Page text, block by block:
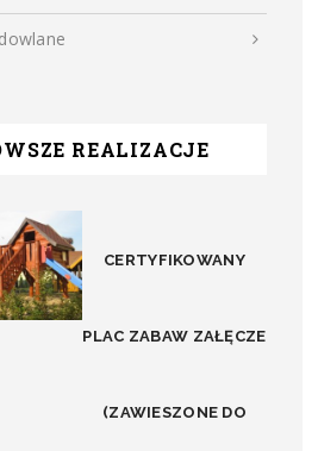
REALIZACJE
CERTYFIKOWANY
PLAC ZABAW ZAŁĘCZE
(ZAWIESZONE DO